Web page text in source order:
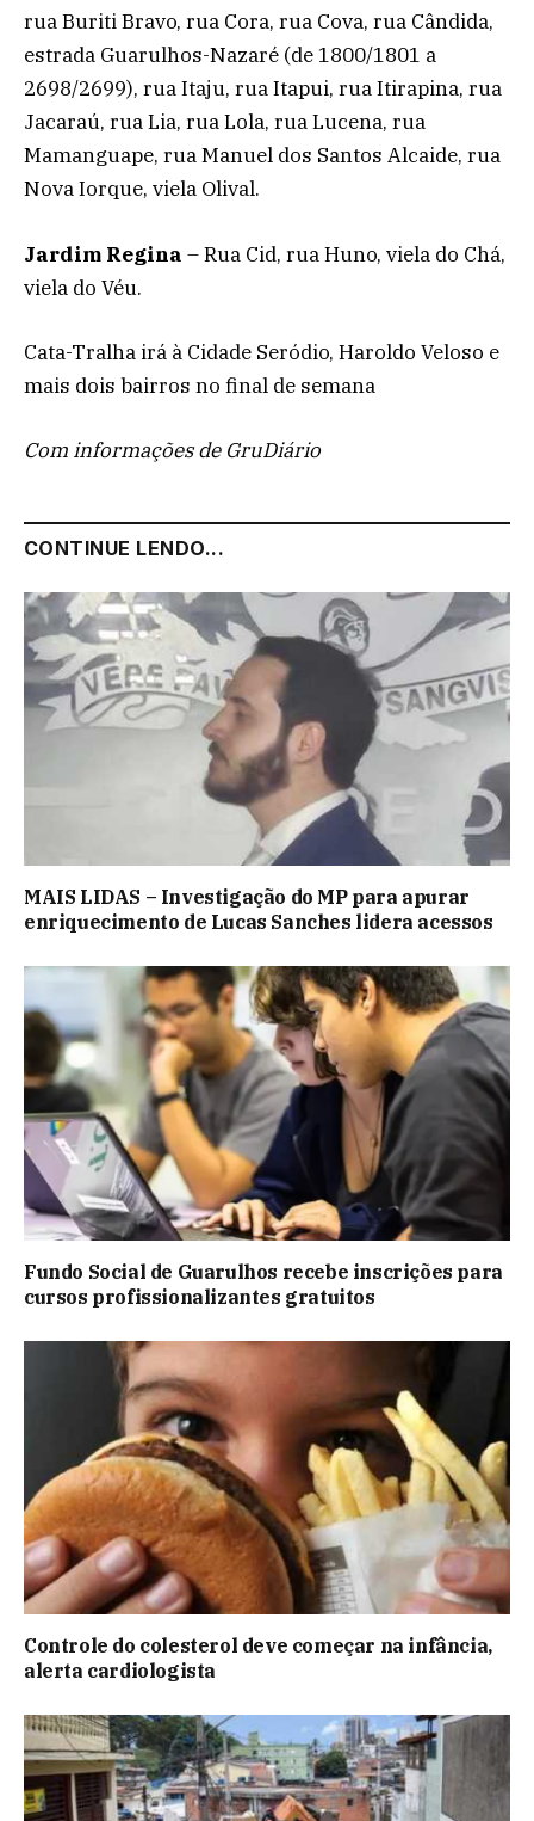
rua Buriti Bravo, rua Cora, rua Cova, rua Cândida,
estrada Guarulhos-Nazaré (de 1800/1801 a
2698/2699), rua Itaju, rua Itapui, rua Itirapina, rua
Jacaraú, rua Lia, rua Lola, rua Lucena, rua
Mamanguape, rua Manuel dos Santos Alcaide, rua
Nova Iorque, viela Olival.
Jardim Regina – Rua Cid, rua Huno, viela do Chá,
viela do Véu.
Cata-Tralha irá à Cidade Seródio, Haroldo Veloso e
mais dois bairros no final de semana
Com informações de GruDiário
CONTINUE LENDO...
MAIS LIDAS – Investigação do MP para apurar
enriquecimento de Lucas Sanches lidera acessos
Fundo Social de Guarulhos recebe inscrições para
cursos profissionalizantes gratuitos
Controle do colesterol deve começar na infância,
alerta cardiologista